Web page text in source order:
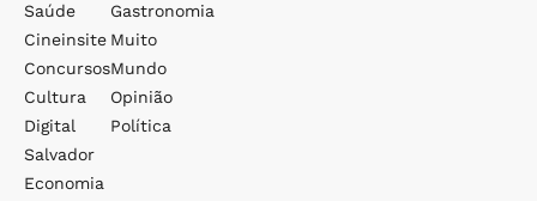
Saúde
Cineinsite
Concursos
Cultura
Digital
Salvador
Economia
Gastronomia
Muito
Mundo
Opinião
Política